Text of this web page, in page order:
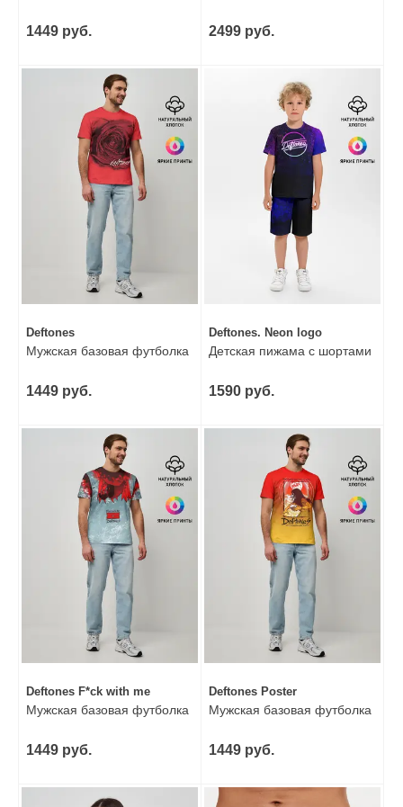
1449 руб. 2499 руб.
Deftones
Мужская базовая футболка
1449 руб.
Deftones. Neon logo
Детская пижама с шортами
1590 руб.
Deftones F*ck with me
Мужская базовая футболка
1449 руб.
Deftones Poster
Мужская базовая футболка
1449 руб.